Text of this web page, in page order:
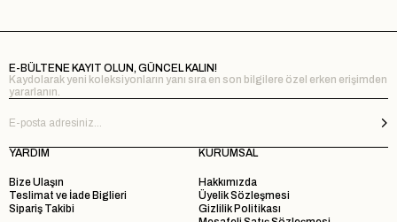
E-BÜLTENE KAYIT OLUN, GÜNCEL KALIN!
Kaydolarak yeni koleksiyonların yanı sıra en son bilgilere özel erken erişimden
yararlanın.
YARDIM
Bize Ulaşın
Teslimat ve İade Biglieri
Sipariş Takibi
KURUMSAL
Hakkımızda
Üyelik Sözleşmesi
Gizlilik Politikası